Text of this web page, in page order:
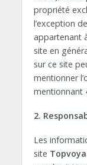
propriété
l’exception
appartenant
site en
sur ce site
mentionner
mentionnant
2.
Les
site